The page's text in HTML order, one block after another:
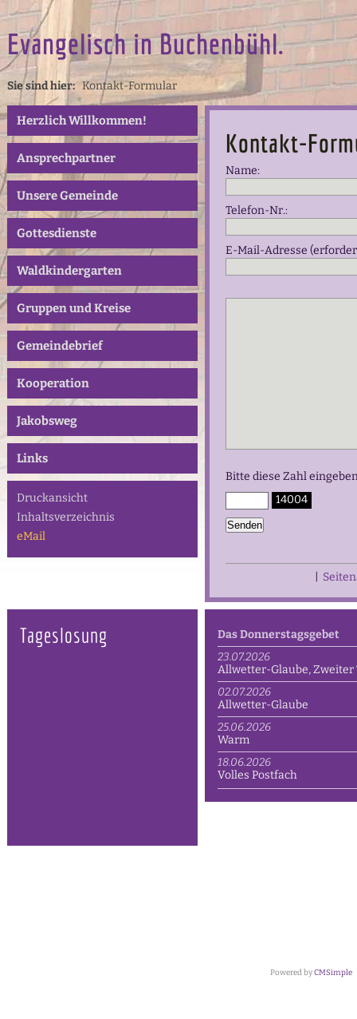
Evangelisch in Buchenbühl.
Sie sind hier:Kontakt-Formular
Herzlich Willkommen!
Ansprechpartner
Unsere Gemeinde
Gottesdienste
Waldkindergarten
Gruppen und Kreise
Gemeindebrief
Kooperation
Jakobsweg
Links
Druckansicht
Inhaltsverzeichnis
eMail
Kontakt-
Name:
Telefon-Nr.:
E-Mail-Adresse
Bitte diese Zahl
14004
Tageslosung
Das Donnerstagsgebet
23.07.2026
Allwetter-Glaube, Zweiter
02.07.2026
Allwetter-Glaube
25.06.2026
Warm
18.06.2026
Volles Postfach
Powered byCMSimple